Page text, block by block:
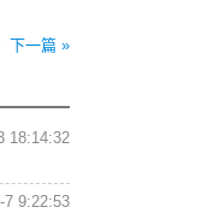
下一篇 »
18:14:32
7 9:22:53